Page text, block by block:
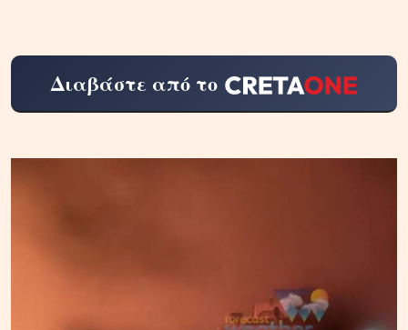
Διαβάστε από το